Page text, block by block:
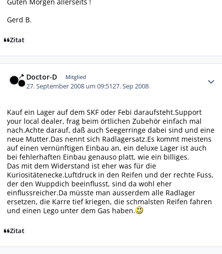
Gerd B.
Zitat
Doctor-D Mitglied
27. September 2008 um 09:5127. Sep 2008
Kauf ein Lager auf dem SKF oder Febi daraufsteht.Support
your local dealer, frag beim örtlichen Zubehör einfach mal
nach.Achte darauf, daß auch Seegerringe dabei sind und eine
neue Mutter.Das nennt sich Radlagersatz.Es kommt meistens
auf einen vernünftigen Einbau an, ein deluxe Lager ist auch
bei fehlerhaften Einbau genauso platt, wie ein billiges.
Das mit dem Widerstand ist eher was für die
Kuriositätenecke.Luftdruck in den Reifen und der rechte Fuss,
der den Wuppdich beeinflusst, sind da wohl eher
einflussreicher.Da müsste man ausserdem alle Radlager
ersetzen, die Karre tief kriegen, die schmalsten Reifen fahren
und einen Lego unter dem Gas haben.
Zitat